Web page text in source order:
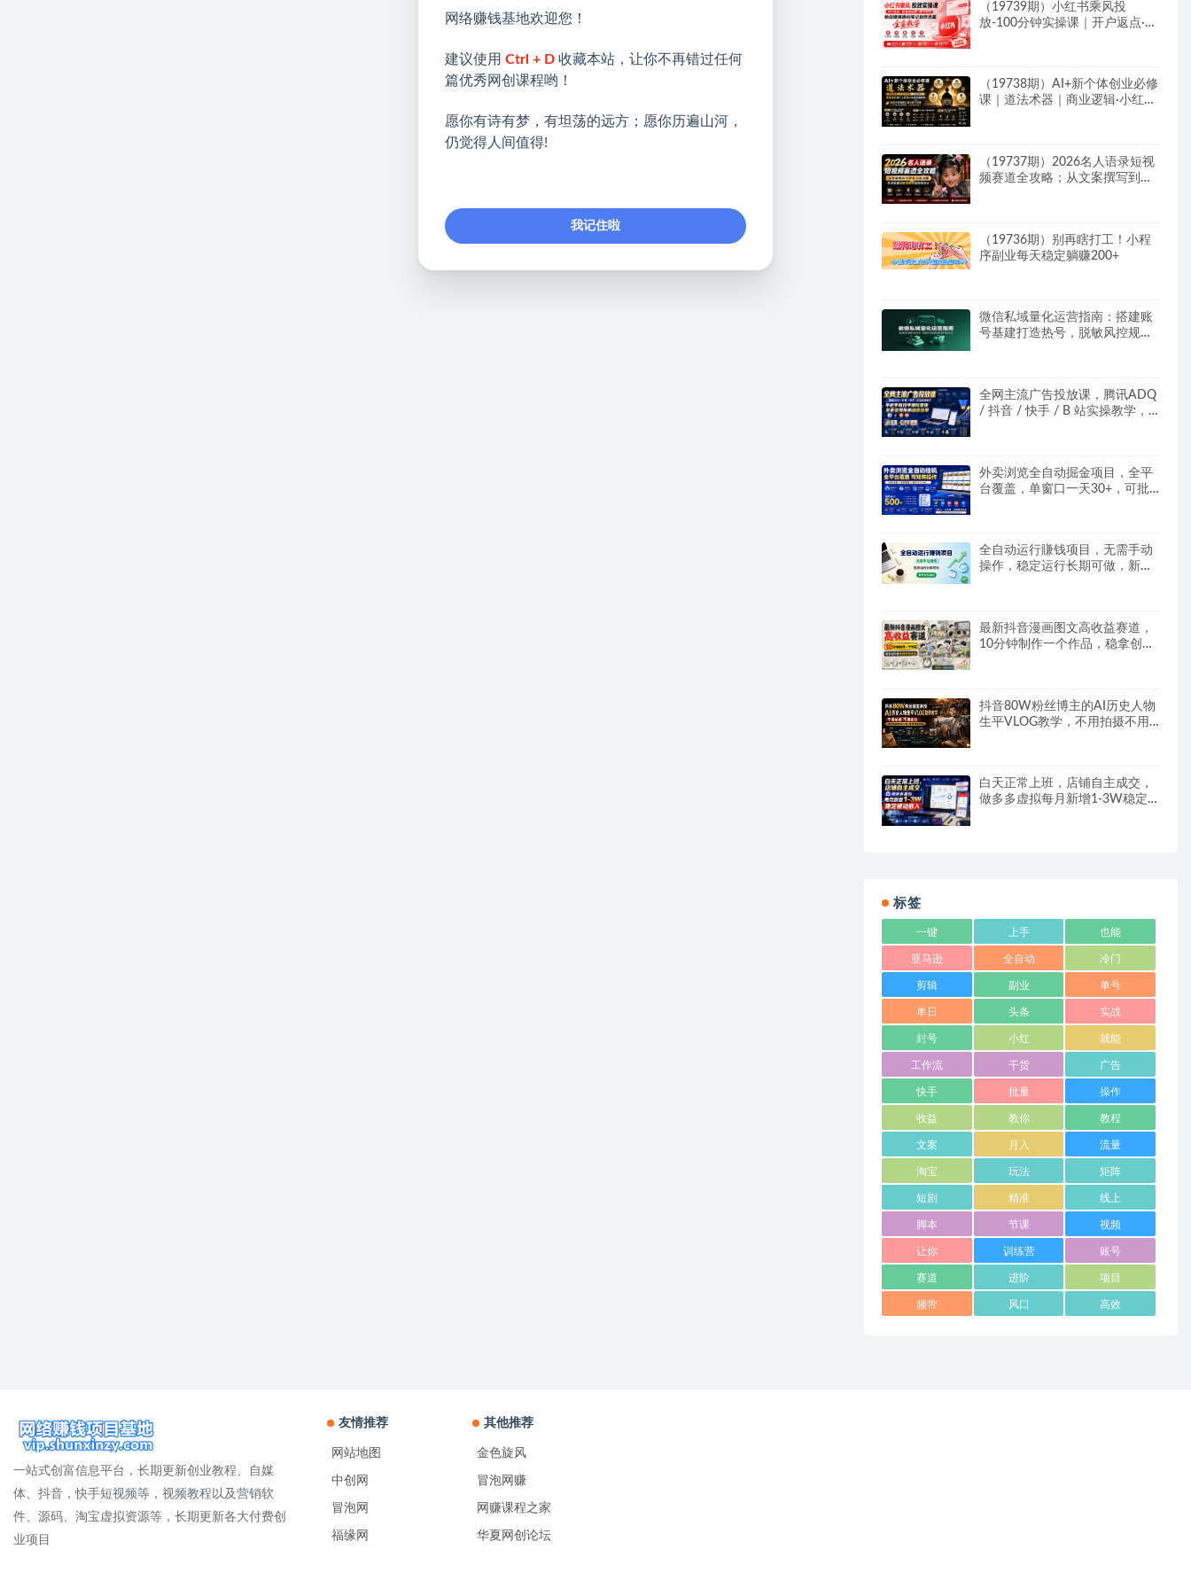
（19739期）小红书乘风投
放-100分钟实操课｜开户返点·标
（19738期）AI+新个体创业必修
课｜道法术器｜商业逻辑·小红书
（19737期）2026名人语录短视
频赛道全攻略；从文案撰写到声
（19736期）别再瞎打工！小程
序副业每天稳定躺赚200+
微信私域量化运营指南：搭建账
号基建打造热号，脱敏风控规避
全网主流广告投放课，腾讯ADQ
/ 抖音 / 快手 / B 站实操教学，
外卖浏览全自动掘金项目，全平
台覆盖，单窗口一天30+，可批
全自动运行賺钱项目，无需手动
操作，稳定运行长期可做，新手
最新抖音漫画图文高收益赛道，
10分钟制作一个作品，稳拿创作
抖音80W粉丝博主的AI历史人物
生平VLOG教学，不用拍摄不用
白天正常上班，店铺自主成交，
做多多虚拟每月新增1-3W稳定
标签
一键 上手 也能
亚马逊 全自动 冷门
剪辑 副业 单号
单日 头条 实战
封号 小红 就能
工作流 干货 广告
快手 批量 操作
收益 教你 教程
文案 月入 流量
淘宝 玩法 矩阵
短剧 精准 线上
脚本 节课 视频
让你 训练营 账号
赛道 进阶 项目
频带 风口 高效
一站式创富信息平台，长期更新创业教程、自媒
体、抖音，快手短视频等，视频教程以及营销软
件、源码、淘宝虚拟资源等，长期更新各大付费创
业项目
友情推荐
网站地图
中创网
冒泡网
福缘网
其他推荐
金色旋风
冒泡网赚
网赚课程之家
华夏网创论坛
网络赚钱基地欢迎您！
建议使用 Ctrl + D 收藏本站，让你不再错过任何
篇优秀网创课程哟！
愿你有诗有梦，有坦荡的远方；愿你历遍山河，
仍觉得人间值得!
我记住啦